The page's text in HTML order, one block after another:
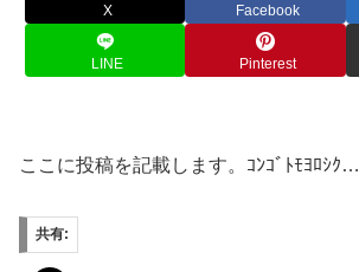
X Facebook
LINE Pinterest
ここに投稿を記載します。ｺﾝｺﾞﾄﾓﾖﾛｼｸ…
共有: